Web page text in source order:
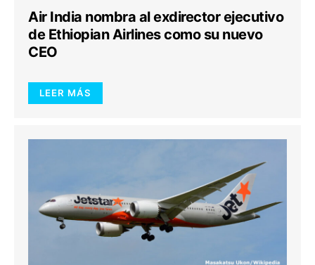
Air India nombra al exdirector ejecutivo
de Ethiopian Airlines como su nuevo
CEO
LEER MÁS